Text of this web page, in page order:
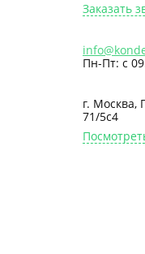
Заказать
Пн-Пт: с
г. Москва,
71/5с4